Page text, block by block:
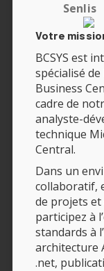
Senlis
Votre
BCSYS est
spécialisé de
Business
cadre de
analyste-
technique
Central.
Dans un
collaboratif,
de projets
participez à
standards à
architecture
.net,